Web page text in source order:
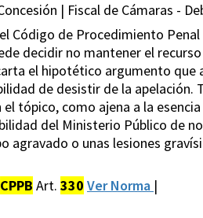
| Fiscal de Cámaras -
Código de Procedimiento
decidir no mantener el
el hipotético argumento
de desistir de la
tópico, como ajena a la
del Ministerio Público de
agravado o unas lesiones
CPPB Art. 330 Ver Norma |